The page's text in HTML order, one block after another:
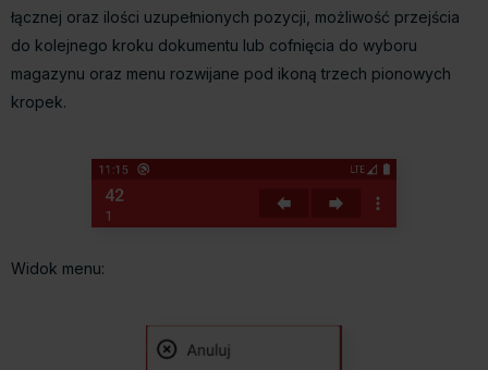
łącznej oraz ilości uzupełnionych pozycji, możliwość przejścia
do kolejnego kroku dokumentu lub cofnięcia do wyboru
magazynu oraz menu rozwijane pod ikoną trzech pionowych
kropek.
Widok menu: